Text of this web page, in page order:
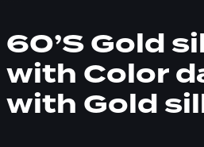
60’S Gold
with Color
with Gold